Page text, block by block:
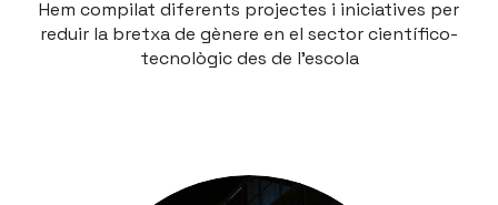
Hem compilat diferents projectes i iniciatives per
reduir la bretxa de gènere en el sector científico-
tecnològic des de l'escola